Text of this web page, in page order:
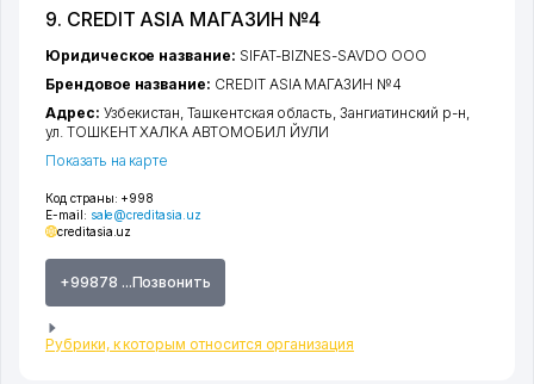
9. CREDIT ASIA МАГАЗИН №4
Код страны: +998
E-mail: sale@creditasia.uz
creditasia.uz
+99878 ...Позвонить
Рубрики, к которым относится организация
Юридическое название: SIFAT-BIZNES-SAVDO ООО
Брендовое название: CREDIT ASIA МАГАЗИН №4
Адрес: Узбекистан,Ташкентская область ,Зангиатинский р-н
ул. ТОШКЕНТ ХАЛКА АВТОМОБИЛ ЙУЛИ
Показать на карте